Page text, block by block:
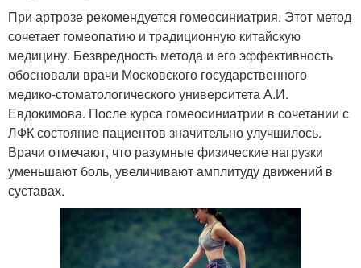
При артрозе рекомендуется гомеосиниатрия. Этот метод
сочетает гомеопатию и традиционную китайскую
медицину. Безвредность метода и его эффективность
обосновали врачи Московского государственного
медико-стоматологического университета А.И.
Евдокимова. После курса гомеосиниатрии в сочетании с
ЛФК состояние пациентов значительно улучшилось.
Врачи отмечают, что разумные физические нагрузки
уменьшают боль, увеличивают амплитуду движений в
суставах.